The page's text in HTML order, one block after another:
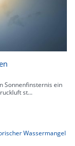
Sonnenfinsternis ein
st...
Wassermangel